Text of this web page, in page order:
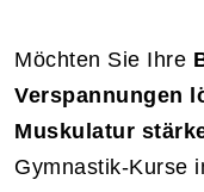
Möchten Sie Ihre
Verspannungen
Muskulatur
Gymnastik-Kurse